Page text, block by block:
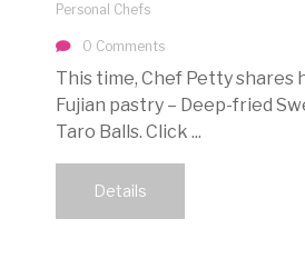
Personal Chefs
0 Comments
This time, Chef Petty shares
Fujian pastry – Deep-fried
Taro Balls. Click ...
Details